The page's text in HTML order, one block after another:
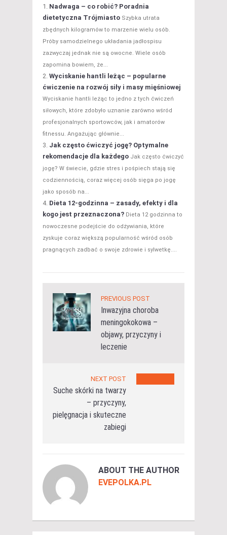
Nadwaga – co robić? Poradnia
dietetyczna Trójmiasto Szybka utrata
zbędnych kilogramów to marzenie wielu osób.
Próby samodzielnego układania jadłospisu
zazwyczaj jednak nie są owocne. Wiele osób
zapomina bowiem, że...
Wyciskanie hantli leżąc – popularne
ćwiczenie na rozwój siły i masy mięśniowej
Wyciskanie hantli leżąc to jedno z tych ćwiczeń
siłowych, które zdobyło uznanie zarówno wśród
profesjonalnych sportowców, jak i amatorów
fitnessu. Angażując głównie...
Jak często ćwiczyć jogę? Optymalne
rekomendacje dla każdego Jak często ćwiczyć
jogę? W świecie, gdzie stres i pośpiech stają się
codziennością, coraz więcej osób sięga po jogę
jako sposób na...
Dieta 12-godzinna – zasady, efekty i dla
kogo jest przeznaczona? Dieta 12 godzinna to
nowoczesne podejście do odżywiania, które
zyskuje coraz większą popularność wśród osób
pragnących zadbać o swoje zdrowie i sylwetkę....
PREVIOUS POST
Inwazyjna choroba
meningokokowa –
objawy, przyczyny i
leczenie
NEXT POST
Suche skórki na twarzy
– przyczyny,
pielęgnacja i skuteczne
zabiegi
ABOUT THE AUTHOR
EVEPOLKA.PL